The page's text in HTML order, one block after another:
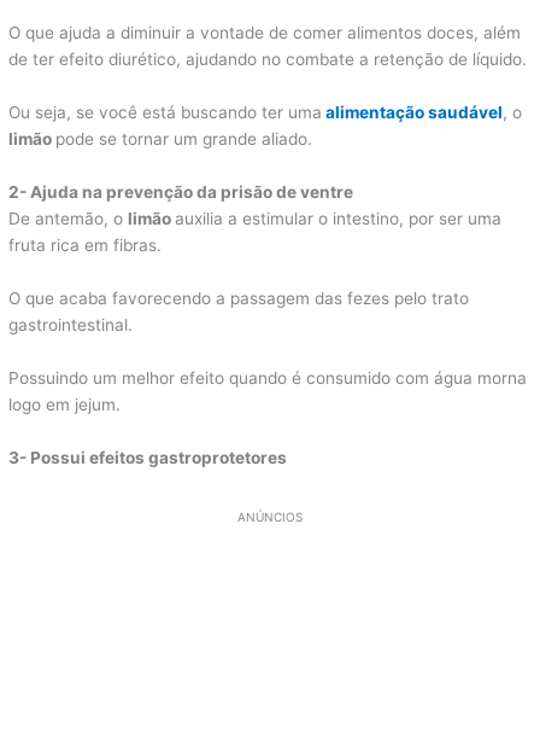
O que ajuda a diminuir a vontade de comer alimentos doces, além
de ter efeito diurético, ajudando no combate a retenção de líquido.
Ou seja, se você está buscando ter uma alimentação saudável, o
limão pode se tornar um grande aliado.
2- Ajuda na prevenção da prisão de ventre
De antemão, o limãoauxilia a estimular o intestino, por ser uma
fruta rica em fibras.
O que acaba favorecendo a passagem das fezes pelo trato
gastrointestinal.
Possuindo um melhor efeito quando é consumido com água morna
logo em jejum.
3- Possui efeitos gastroprotetores
ANÚNCIOS